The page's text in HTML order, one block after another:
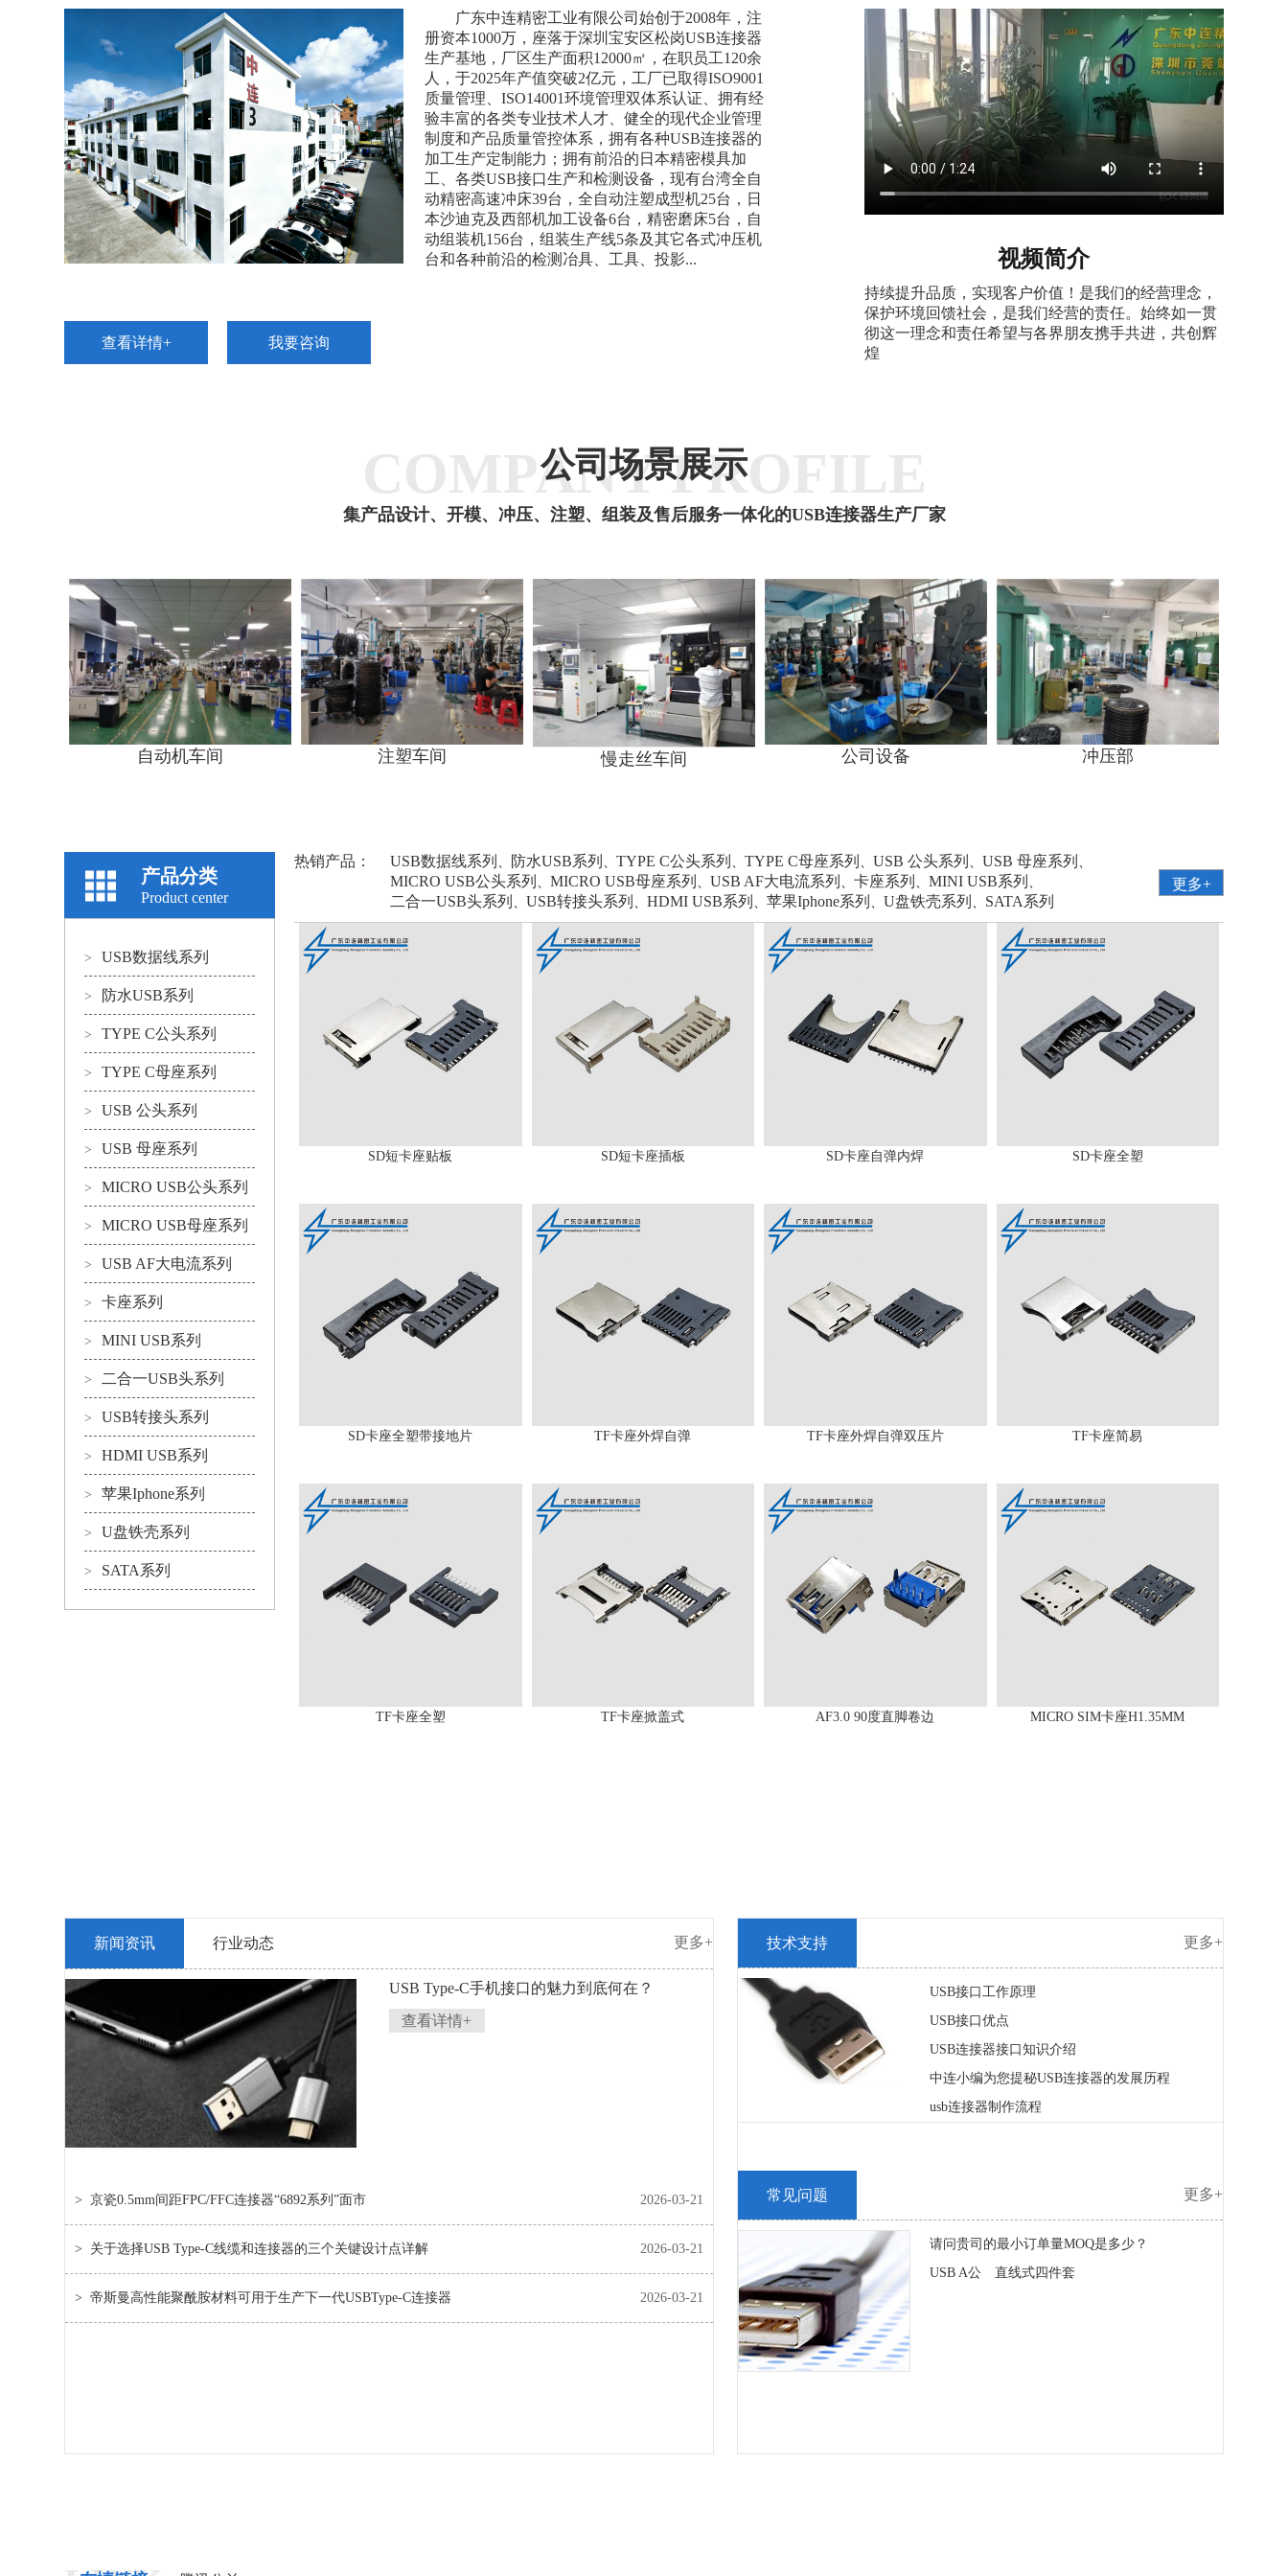
查看详情+ 我要咨询
广东中连精密工业有限公司始创于2008年，注
册资本1000万，座落于深圳宝安区松岗USB连接器
生产基地，厂区生产面积12000㎡，在职员工120余
人，于2025年产值突破2亿元，工厂已取得ISO9001
质量管理、ISO14001环境管理双体系认证、拥有经
验丰富的各类专业技术人才、健全的现代企业管理
制度和产品质量管控体系，拥有各种USB连接器的
加工生产定制能力；拥有前沿的日本精密模具加
工、各类USB接口生产和检测设备，现有台湾全自
动精密高速冲床39台，全自动注塑成型机25台，日
本沙迪克及西部机加工设备6台，精密磨床5台，自
动组装机156台，组装生产线5条及其它各式冲压机
台和各种前沿的检测冶具、工具、投影...
视频简介
持续提升品质，实现客户价值！是我们的经营理念，
保护环境回馈社会，是我们经营的责任。始终如一贯
彻这一理念和责任希望与各界朋友携手共进，共创辉
煌
COMPANY PROFILE
公司场景展示
集产品设计、开模、冲压、注塑、组装及售后服务一体化的USB连接器生产厂家
自动机车间 注塑车间 慢走丝车间 公司设备 冲压部
产品分类
Product center
> USB数据线系列
> 防水USB系列
> TYPE C公头系列
> TYPE C母座系列
> USB 公头系列
> USB 母座系列
> MICRO USB公头系列
> MICRO USB母座系列
> USB AF大电流系列
> 卡座系列
> MINI USB系列
> 二合一USB头系列
> USB转接头系列
> HDMI USB系列
> 苹果Iphone系列
> U盘铁壳系列
> SATA系列
热销产品： USB数据线系列 、 防水USB系列 、 TYPE C公头系列 、 TYPE C母座系列 、 USB 公头系列 、 USB 母座系列 、
MICRO USB公头系列 、 MICRO USB母座系列 、 USB AF大电流系列 、 卡座系列 、 MINI USB系列 、
二合一USB头系列 、 USB转接头系列 、 HDMI USB系列 、 苹果Iphone系列 、 U盘铁壳系列 、 SATA系列
更多+
SD短卡座贴板 SD短卡座插板 SD卡座自弹内焊 SD卡座全塑
SD卡座全塑带接地片 TF卡座外焊自弹 TF卡座外焊自弹双压片 TF卡座简易
TF卡座全塑 TF卡座掀盖式 AF3.0 90度直脚卷边 MICRO SIM卡座H1.35MM
新闻资讯 行业动态 更多+
USB Type-C手机接口的魅力到底何在？
查看详情+
> 京瓷0.5mm间距FPC/FFC连接器“6892系列”面市 2026-03-21
> 关于选择USB Type-C线缆和连接器的三个关键设计点详解 2026-03-21
> 帝斯曼高性能聚酰胺材料可用于生产下一代USBType-C连接器 2026-03-21
技术支持 更多+
USB接口工作原理
USB接口优点
USB连接器接口知识介绍
中连小编为您提秘USB连接器的发展历程
usb连接器制作流程
常见问题 更多+
请问贵司的最小订单量MOQ是多少？
USB A公 直线式四件套